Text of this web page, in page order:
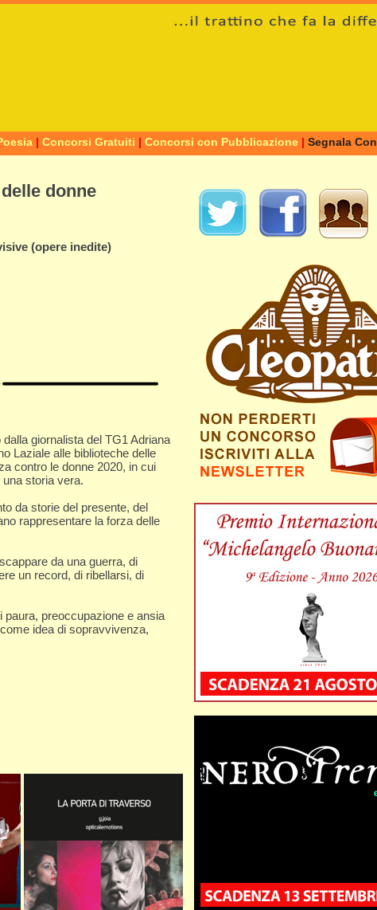
| Concorsi Gratuiti | Concorsi con Pubblicazione | Segnala
donne
(opere inedite)
giornalista del TG1 Adriana
Laziale alle biblioteche delle
contro le donne 2020, in cui
una storia vera.
da storie del presente, del
rappresentare la forza delle
da una guerra, di
un record, di ribellarsi, di
paura, preoccupazione e ansia
idea di sopravvivenza,